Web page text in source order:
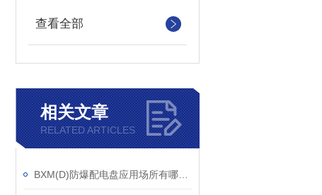
查看全部
相关文章
RELATED ARTICLES